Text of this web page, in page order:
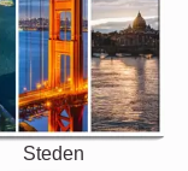
Steden